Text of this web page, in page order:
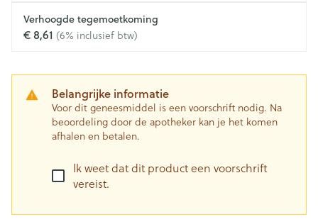
Verhoogde tegemoetkoming
€ 8,61 (6% inclusief btw)
Belangrijke informatie
Voor dit geneesmiddel is een voorschrift nodig. Na
beoordeling door de apotheker kan je het komen
afhalen en betalen.
Ik weet dat dit product een voorschrift
vereist.